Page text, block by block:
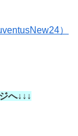
）
へ↓↓↓